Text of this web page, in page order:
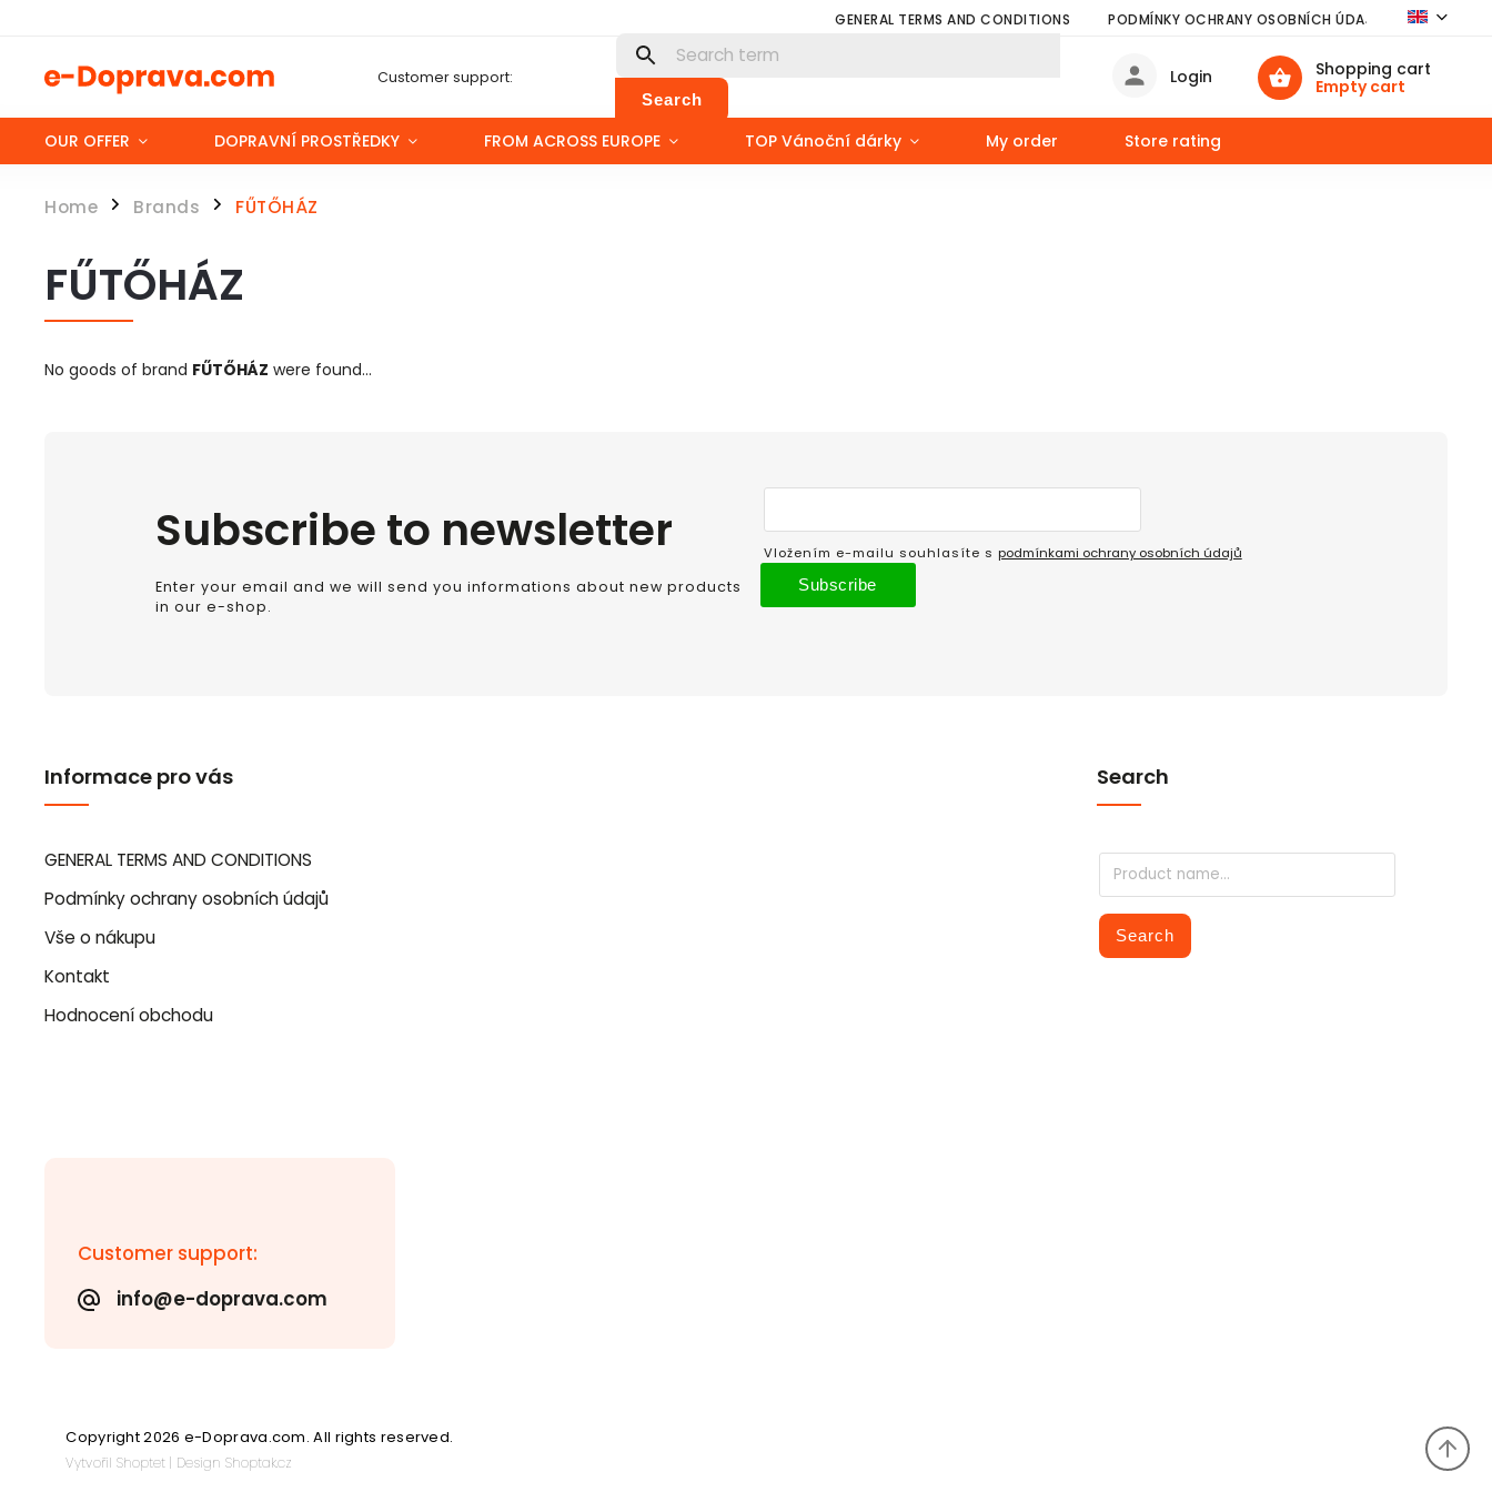
GENERAL TERMS AND CONDITIONS PODMÍNKY OCHRANY OSOBNÍCH ÚDAJŮ VŠE O
Customer support:
Search
Shopping cart
Empty cart
Login
OUR OFFER DOPRAVNÍ PROSTŘEDKY FROM ACROSS EUROPE TOP Vánoční dárky My order Store rating
Home / Brands / FŰTŐHÁZ
FŰTŐHÁZ
No goods of brand FŰTŐHÁZ were found...
Customer support:
info@e-doprava.com
Informace pro vás
GENERAL TERMS AND CONDITIONS
Podmínky ochrany osobních údajů
Vše o nákupu
Kontakt
Hodnocení obchodu
Subscribe to newsletter
Enter your email and we will send you informations about new products
in our e-shop.
Vložením e-mailu souhlasíte s podmínkami ochrany osobních údajů
Subscribe
Search
Search
Copyright 2026 e-Doprava.com. All rights reserved.
VytvořilShoptet | DesignShoptak.cz